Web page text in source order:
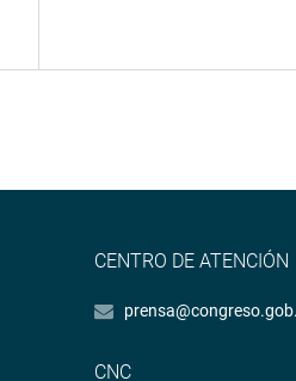
CENTRO DE ATENCIÓN
CNC